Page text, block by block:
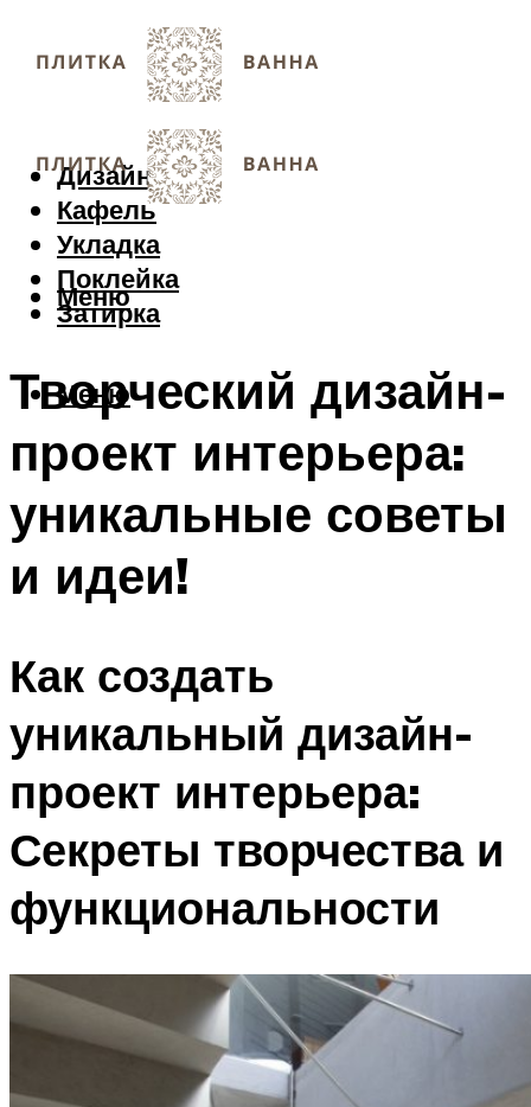
Дизайн
Кафель
Укладка
Поклейка
Затирка
Меню
Меню
Творческий дизайн-
проект интерьера:
уникальные советы
и идеи!
Как создать
уникальный дизайн-
проект интерьера:
Секреты творчества и
функциональности